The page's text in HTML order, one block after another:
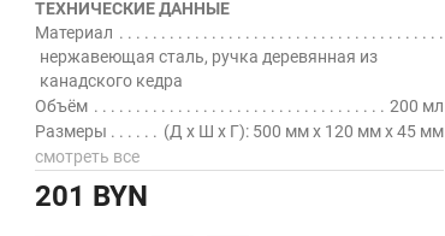
ТЕХНИЧЕСКИЕ ДАННЫЕ
Материал
нержавеющая сталь, ручка деревянная из
канадского кедра
Объём
200 мл
Размеры
(Д х Ш х Г): 500 мм х 120 мм х 45 мм
смотреть все
201 BYN